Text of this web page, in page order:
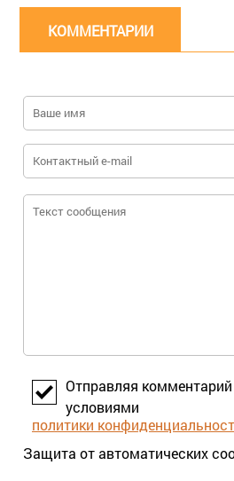
КОММЕНТАРИИ
Отправляя
условиями
политики
Защита от автоматических